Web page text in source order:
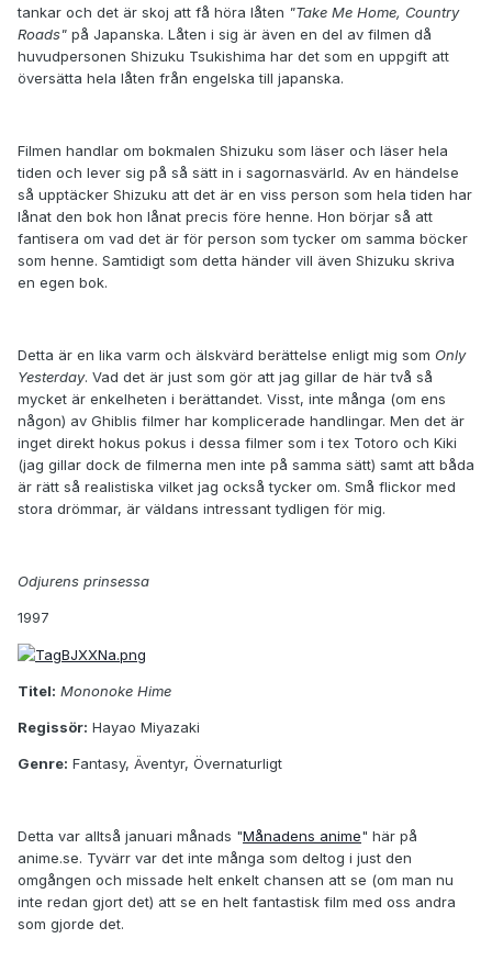
tankar och det är skoj att få höra låten "Take Me Home, Country
Roads" på Japanska. Låten i sig är även en del av filmen då
huvudpersonen Shizuku Tsukishima har det som en uppgift att
översätta hela låten från engelska till japanska.
Filmen handlar om bokmalen Shizuku som läser och läser hela
tiden och lever sig på så sätt in i sagornasvärld. Av en händelse
så upptäcker Shizuku att det är en viss person som hela tiden har
lånat den bok hon lånat precis före henne. Hon börjar så att
fantisera om vad det är för person som tycker om samma böcker
som henne. Samtidigt som detta händer vill även Shizuku skriva
en egen bok.
Detta är en lika varm och älskvärd berättelse enligt mig som Only
Yesterday. Vad det är just som gör att jag gillar de här två så
mycket är enkelheten i berättandet. Visst, inte många (om ens
någon) av Ghiblis filmer har komplicerade handlingar. Men det är
inget direkt hokus pokus i dessa filmer som i tex Totoro och Kiki
(jag gillar dock de filmerna men inte på samma sätt) samt att båda
är rätt så realistiska vilket jag också tycker om. Små flickor med
stora drömmar, är väldans intressant tydligen för mig.
Odjurens prinsessa
1997
Titel: Mononoke Hime
Regissör: Hayao Miyazaki
Genre: Fantasy, Äventyr, Övernaturligt
Detta var alltså januari månads "Månadens anime" här på
anime.se. Tyvärr var det inte många som deltog i just den
omgången och missade helt enkelt chansen att se (om man nu
inte redan gjort det) att se en helt fantastisk film med oss andra
som gjorde det.